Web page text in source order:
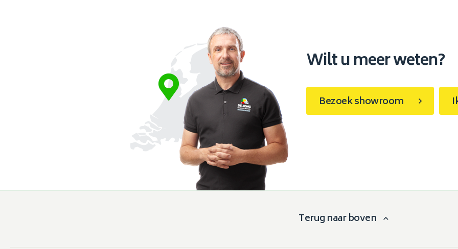
Wilt u meer weten?
Bezoek showroom
Terug naar boven